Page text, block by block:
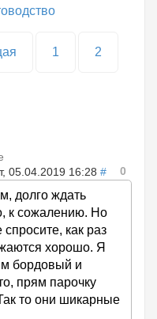
1 2
05.04.2019 16:28 # 0
долго ждать
к сожалению. Но
как раз
хорошо. Я
бордовый и
прям парочку
то они шикарные